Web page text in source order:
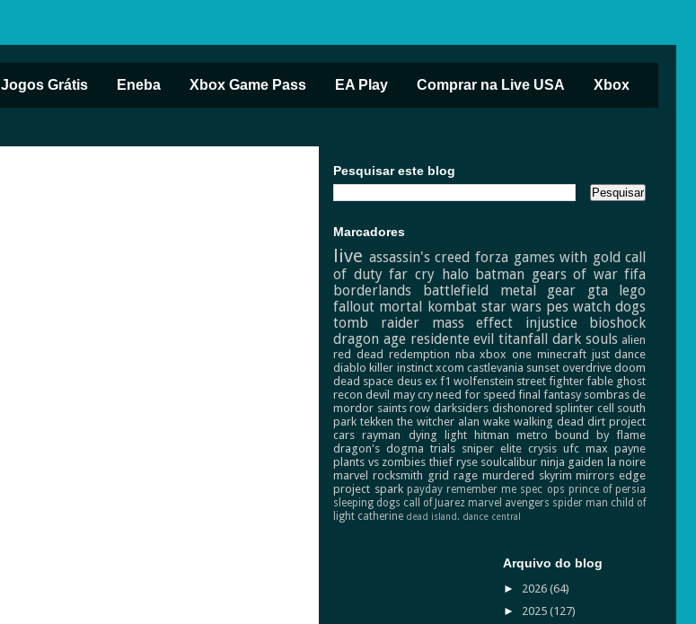
Jogos Grátis Eneba Xbox Game Pass EA Play Comprar na Live USA Xbox
Pesquisar este blog
Marcadores
live assassin's creed forza games with gold call
of duty far cry halo batman gears of war fifa
borderlands
battlefield metal gear gta
lego
fallout mortal kombat star wars pes watch dogs
tomb raider
mass effect injustice
bioshock
dragon age residente evil titanfall dark souls alien
red dead redemption nba xbox one minecraft just dance
diablo killer instinct xcom castlevania sunset overdrive doom
dead space deus ex f1 wolfenstein street fighter fable ghost
recon devil may cry need for speed final fantasy sombras de
mordor saints row darksiders dishonored splinter cell south
park tekken the witcher alan wake walking dead dirt project
cars rayman dying light hitman metro
bound by flame
dragon's dogma trials sniper elite crysis ufc max payne
plants vs zombies thief ryse soulcalibur ninja gaiden la noire
marvel rocksmith grid rage murdered skyrim mirrors edge
project spark payday remember me spec ops prince of persia
sleeping dogs call of Juarez marvel avengers spider man child of
light catherine dead island. dance central
Arquivo do blog
► 2026(64)
► 2025(127)